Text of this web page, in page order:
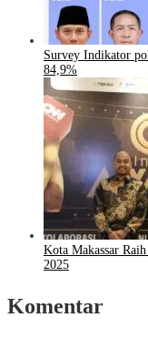
Survey Indikator
84,9%
Kota Makassar
2025
Komentar